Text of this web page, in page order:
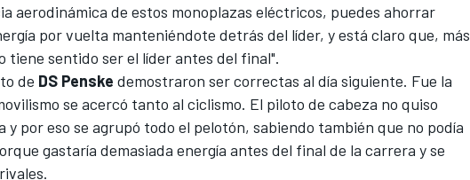
aerodinámica de estos monoplazas eléctricos, puedes ahorrar
por vuelta manteniéndote detrás del líder, y está claro que, más
tiene sentido ser el líder antes del final".
de DS Penske demostraron ser correctas al día siguiente. Fue la
se acercó tanto al ciclismo. El piloto de cabeza no quiso
y por eso se agrupó todo el pelotón, sabiendo también que no podía
gastaría demasiada energía antes del final de la carrera y se